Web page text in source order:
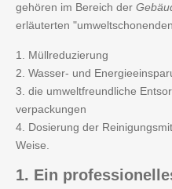
gehören im Bereich der
erläuterten
1. Müllreduzierung
2. Wasser- und
3. die umweltfreundliche
verpackungen
4. Dosierung der
Weise.
1. Ein